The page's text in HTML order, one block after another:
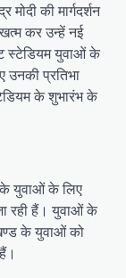
की मार्गदर्शन
कर उन्हें नई
स्टेडियम युवाओं के
प्रतिभा
के शुभारंभ के
के युवाओं के लिए
रही हैं। युवाओं के
के युवाओं को